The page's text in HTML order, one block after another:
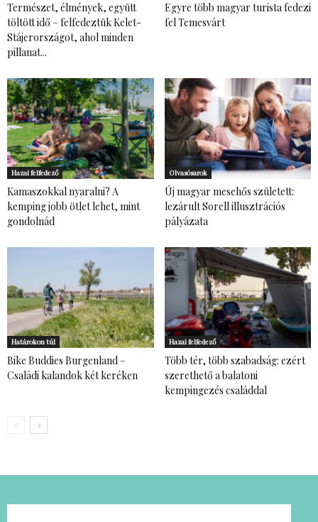
Természet, élmények, együtt
töltött idő – felfedeztük Kelet-
Stájerországot, ahol minden
pillanat...
Egyre több magyar turista fedezi
fel Temesvárt
Hazai felfedező
Kamaszokkal nyaralni? A
kemping jobb ötlet lehet, mint
gondolnád
Olvasósarok
Új magyar mesehős született:
lezárult Sorell illusztrációs
pályázata
Határokon túl
Bike Buddies Burgenland –
Családi kalandok két keréken
Hazai felfedező
Több tér, több szabadság: ezért
szerethető a balatoni
kempingezés családdal